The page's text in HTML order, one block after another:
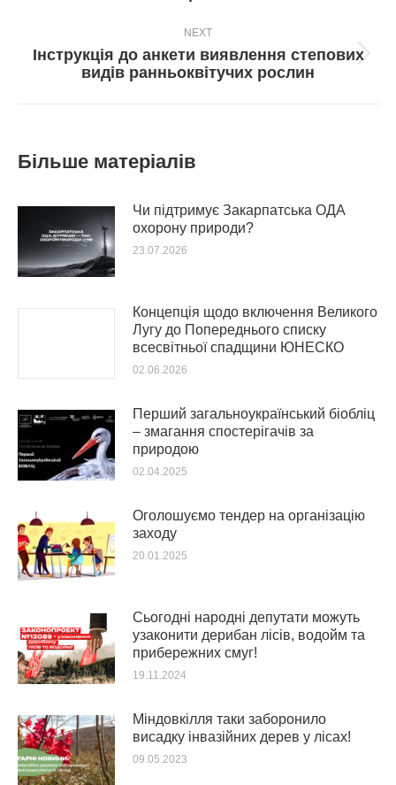
NEXT
Next
post:
Інструкція до анкети виявлення степових
видів ранньоквітучих рослин
Більше матеріалів
Чи підтримує Закарпатська ОДА
охорону природи?
23.07.2026
Концепція щодо включення Великого
Лугу до Попереднього списку
всесвітньої спадщини ЮНЕСКО
02.06.2026
Перший загальноукраїнський біобліц
– змагання спостерігачів за
природою
02.04.2025
Оголошуємо тендер на організацію
заходу
20.01.2025
Сьогодні народні депутати можуть
узаконити дерибан лісів, водойм та
прибережних смуг!
19.11.2024
Міндовкілля таки заборонило
висадку інвазійних дерев у лісах!
09.05.2023